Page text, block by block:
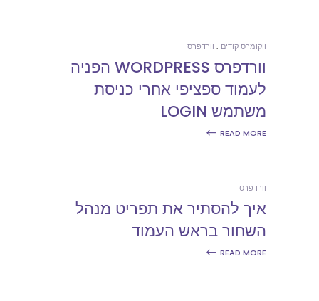
ווקומרס קודים וורדפרס
וורדפרס WORDPRESS הפניה
לעמוד ספציפי אחרי כניסת
משתמש LOGIN
READ MORE
וורדפרס
איך להסתיר את תפריט מנהל
השחור בראש העמוד
READ MORE